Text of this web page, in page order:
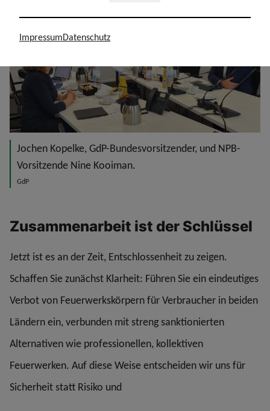
Jochen Kopelke, GdP-Bundesvorsitzender, und NPB-
Vorsitzende Nine Kooiman.
GdP
Zusammenarbeit ist der Schlüssel
Jetzt ist es an der Zeit, Entschlossenheit zu zeigen.
Schaffen Sie zunächst Klarheit: Führen Sie ein eindeutiges
Verbot von Feuerwerkskörpern für Verbraucher in beiden
Ländern ein, verbunden mit streng sanktionierten
Alternativen wie professionellen, kollektiven
Feuerwerken. Auf diese Weise entscheiden wir uns für
Sicherheit statt Risiko und
ImpressumDatenschutz